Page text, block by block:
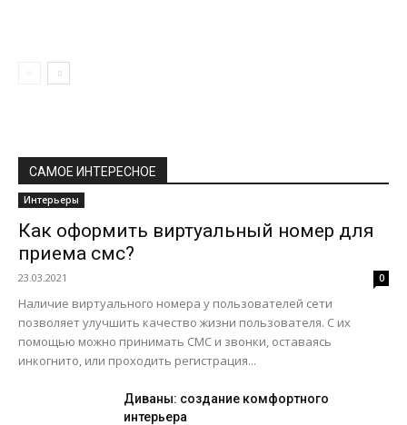
САМОЕ ИНТЕРЕСНОЕ
Интерьеры
Как оформить виртуальный номер для
приема смс?
23.03.2021 0
Наличие виртуального номера у пользователей сети
позволяет улучшить качество жизни пользователя. С их
помощью можно принимать СМС и звонки, оставаясь
инкогнито, или проходить регистрация...
Диваны: создание комфортного
интерьера